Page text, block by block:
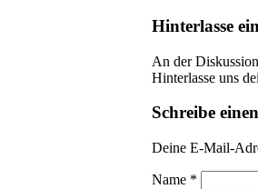
Hinterlasse
An der
Hinterlasse uns
Schreibe
Deine E-Mail-
Name *